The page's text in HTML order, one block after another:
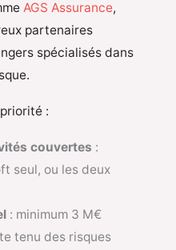
AGS Assurance,
partenaires
spécialisés dans
:
couvertes :
seul, ou les deux
: minimum 3 M€
tenu des risques